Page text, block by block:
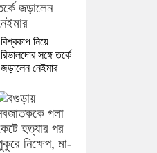
বিশ্বকাপ নিয়ে
রিভালদোর সঙ্গে তর্কে
জড়ালেন নেইমার